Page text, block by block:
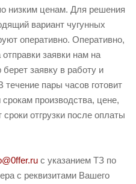
низким ценам. Для решения
вариант чугунных
оперативно. Оперативно,
заявки нам на
заявку в работу и
пары часов готовит
производства, цене,
отгрузки после оплаты
с указанием ТЗ по
с реквизитами Вашего